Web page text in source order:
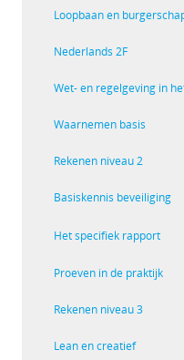
Loopbaan en
Nederlands 2F
Wet- en regelgeving in
Waarnemen basis
Rekenen niveau 2
Basiskennis beveiliging
Het specifiek rapport
Proeven in de praktijk
Rekenen niveau 3
Lean en creatief